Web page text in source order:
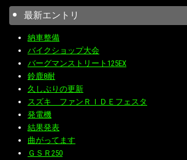
最新エントリ
納車整備
バイクショップ大会
バーグマンストリート125EX
鈴鹿8耐
久しぶりの更新
スズキ ファンＲＩＤＥフェスタ
発電機
結果発表
曲がってます
ＧＳＲ250